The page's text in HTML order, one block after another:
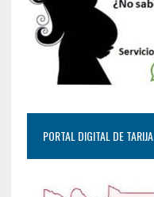
PORTAL DIGITAL DE TARIJA